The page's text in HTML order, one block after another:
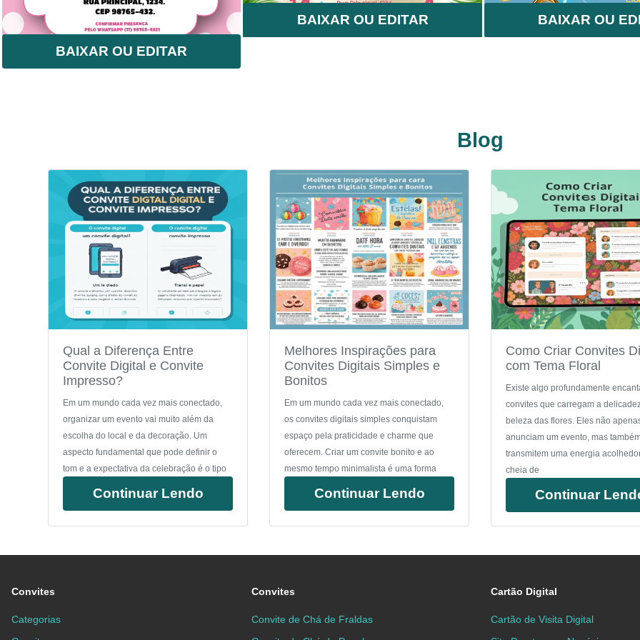
BAIXAR OU EDITAR
BAIXAR OU EDITAR BAIXAR OU
Blog
Qual a Diferença Entre
Convite Digital e Convite
Impresso?
Em um mundo cada vez mais conectado,
organizar um evento vai muito além da
escolha do local e da decoração. Um
aspecto fundamental que pode definir o
tom e a expectativa da celebração é o tipo
Continuar Lendo
Melhores Inspirações para
Convites Digitais Simples e
Bonitos
Em um mundo cada vez mais conectado,
os convites digitais simples conquistam
espaço pela praticidade e charme que
oferecem. Criar um convite bonito e ao
mesmo tempo minimalista é uma forma
Continuar Lendo
Como Criar Convites
com Tema Floral
Existe algo profundamente
convites que carregam a
beleza das flores. Eles não
anunciam um evento, mas
transmitem uma energia
cheia de
Continuar
Convites
Categorias
Convites
Convite de Chá de Fraldas
Cartão Digital
Cartão de Visita Digital